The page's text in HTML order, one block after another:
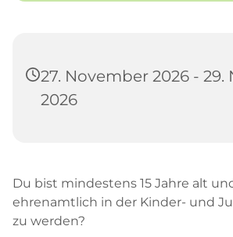
27. November 2026 -
2026
Du bist mindestens 15 Jahre alt
ehrenamtlich in der Kinder- und
zu werden?